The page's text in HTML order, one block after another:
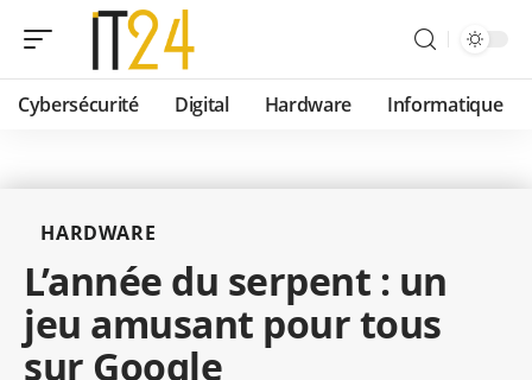
Cybersécurité Digital Hardware Informatique
HARDWARE
L’année du serpent : un
jeu amusant pour tous
sur Google